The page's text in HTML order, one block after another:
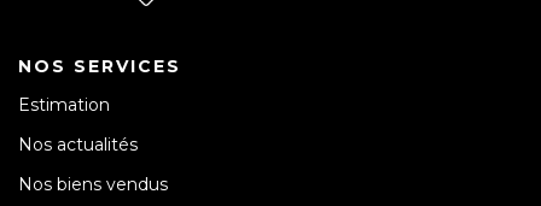
NOS SERVICES
Estimation
Nos actualités
Nos biens vendus